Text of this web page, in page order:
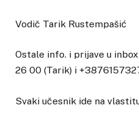
Vodič Tarik Rustempašić
Ostale info. i prijave u
26 00 (Tarik) i
Svaki učesnik ide na